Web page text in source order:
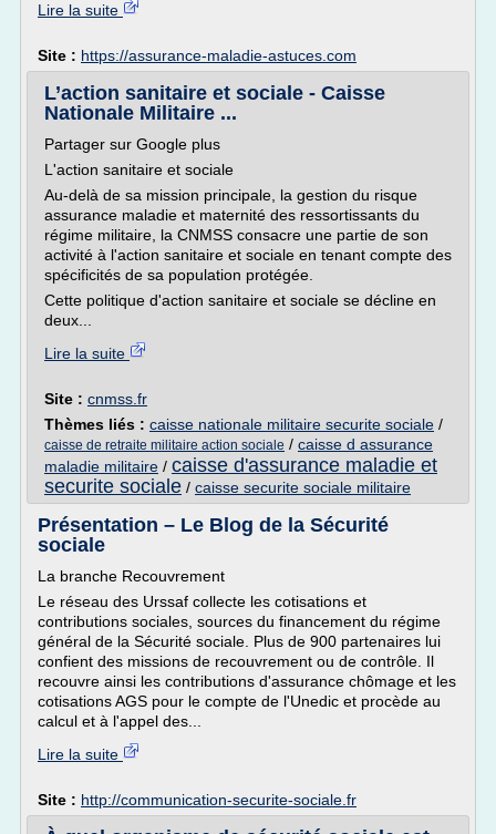
Lire la suite
Site : https://assurance-maladie-astuces.com
L’action sanitaire et sociale - Caisse
Nationale Militaire ...
Partager sur Google plus
L'action sanitaire et sociale
Au-delà de sa mission principale, la gestion du risque
assurance maladie et maternité des ressortissants du
régime militaire, la CNMSS consacre une partie de son
activité à l'action sanitaire et sociale en tenant compte des
spécificités de sa population protégée.
Cette politique d'action sanitaire et sociale se décline en
deux...
Lire la suite
Site : cnmss.fr
Thèmes liés : caisse nationale militaire securite sociale /
caisse de retraite militaire action sociale / caisse d assurance
maladie militaire / caisse d'assurance maladie et
securite sociale / caisse securite sociale militaire
Présentation – Le Blog de la Sécurité
sociale
La branche Recouvrement
Le réseau des Urssaf collecte les cotisations et
contributions sociales, sources du financement du régime
général de la Sécurité sociale. Plus de 900 partenaires lui
confient des missions de recouvrement ou de contrôle. Il
recouvre ainsi les contributions d'assurance chômage et les
cotisations AGS pour le compte de l'Unedic et procède au
calcul et à l'appel des...
Lire la suite
Site : http://communication-securite-sociale.fr